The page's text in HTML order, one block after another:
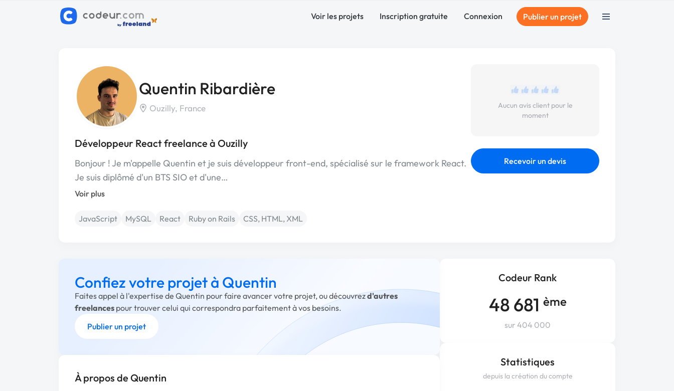
Voir les projets Inscription gratuite Connexion Publier un projet
Quentin Ribardière
Ouzilly, France
Développeur React freelance à Ouzilly
Bonjour ! Je m'appelle Quentin et je suis développeur front-end, spécialisé sur le framework React.
Je suis diplômé d'un BTS SIO et d'une…
Voir plus
JavaScript MySQL React Ruby on Rails CSS, HTML, XML
Aucun avis client pour le
moment
Recevoir un devis
Codeur Rank
48 681 ème
sur 404 000
Statistiques
depuis la création du compte
Confiez votre projet à Quentin
Faites appel à l'expertise de Quentin pour faire avancer votre projet, ou découvrezd'autres
freelances pour trouver celui qui correspondra parfaitement à vos besoins.
Publier un projet
À propos de Quentin